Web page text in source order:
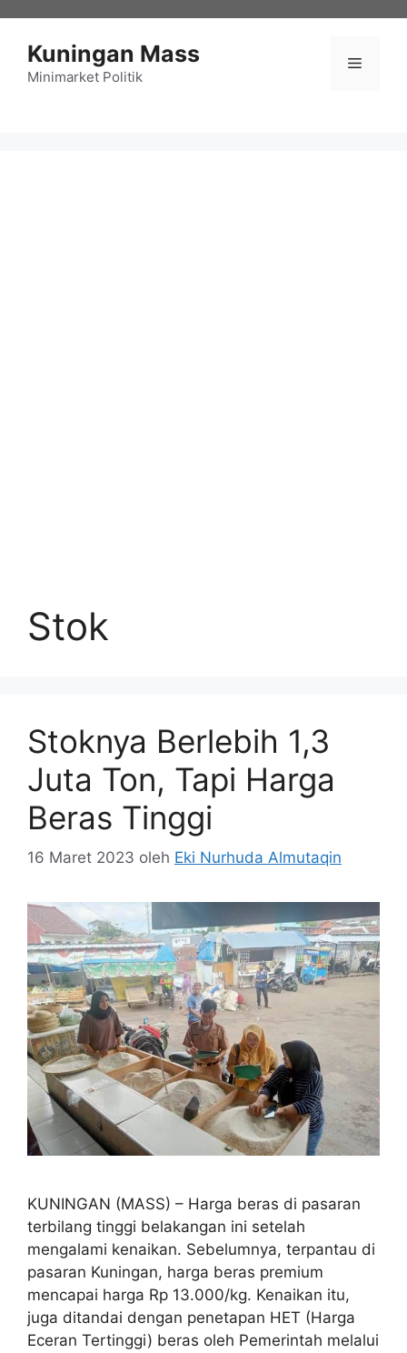
Kuningan Mass
Minimarket Politik
Menu
Stok
Stoknya Berlebih 1,3
Juta Ton, Tapi Harga
Beras Tinggi
16 Maret 2023 oleh Eki Nurhuda Almutaqin
KUNINGAN (MASS) – Harga beras di pasaran
terbilang tinggi belakangan ini setelah
mengalami kenaikan. Sebelumnya, terpantau di
pasaran Kuningan, harga beras premium
mencapai harga Rp 13.000/kg. Kenaikan itu,
juga ditandai dengan penetapan HET (Harga
Eceran Tertinggi) beras oleh Pemerintah melalui